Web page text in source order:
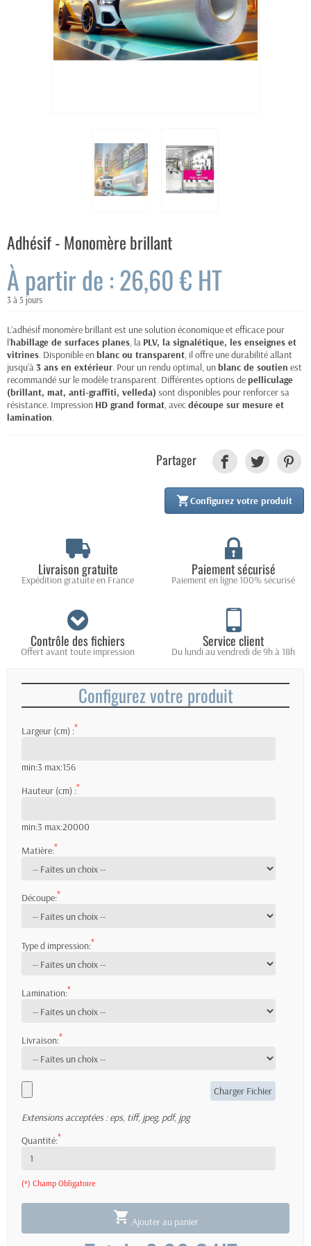
Adhésif - Monomère brillant
À partir de : 26,60 € HT
3 à 5 jours
L’adhésif monomère brillant est une solution économique et efficace pour
l’habillage de surfaces planes, la PLV, la signalétique, les enseignes et
vitrines. Disponible enblanc ou transparent, il offre une durabilité allant
jusqu’à3 ans en extérieur. Pour un rendu optimal, unblanc de soutien est
recommandé sur le modèle transparent. Différentes options depelliculage
(brillant, mat, anti-graffiti, velleda) sont disponibles pour renforcer sa
résistance. Impression HD grand format, avecdécoupe sur mesure et
lamination.
Partager
Configurez votre produit
Livraison gratuite
Expédition gratuite en France
Paiement sécurisé
Paiement en ligne 100% sécurisé
Contrôle des fichiers
Offert avant toute impression
Service client
Du lundi au vendredi de 9h à 18h
Configurez votre produit
Largeur (cm) :*
min:3 max:156
Hauteur (cm) :*
min:3 max:20000
Matière:*
Découpe:*
Type d impression:*
Lamination:*
Livraison:*
Extensions acceptées : eps, tiff, jpeg, pdf, jpg
Quantité:*
(*) Champ Obligatoire
 Ajouter au panier